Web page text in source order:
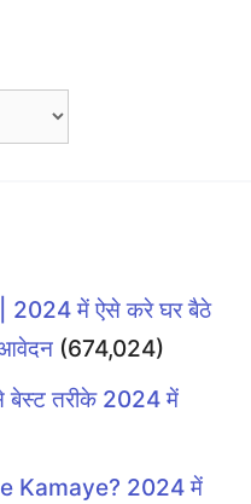
में ऐसे करे घर बैठे
(674,024)
तरीके 2024 में
Kamaye? 2024 में